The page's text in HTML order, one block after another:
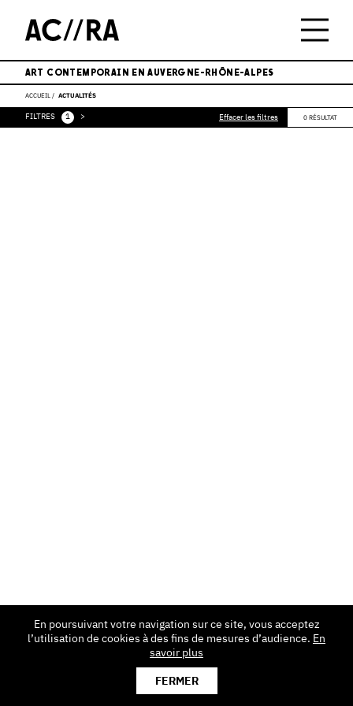
ART CONTEMPORAIN EN AUVERGNE-RHÔNE-ALPES
ACCUEIL ACTUALITÉS
FILTRES 1 > Effacer les filtres 0 RÉSULTAT
En poursuivant votre navigation sur ce site, vous acceptez
l’utilisation de cookies à des fins de mesures d’audience. En
savoir plus
FERMER